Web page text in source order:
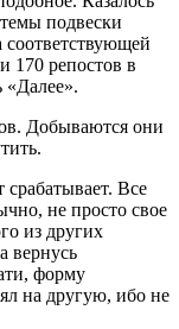
подвески
170 репостов в
«Далее».
Добываются они
Все
не просто свое
из других
вернусь
форму
на другую, ибо не